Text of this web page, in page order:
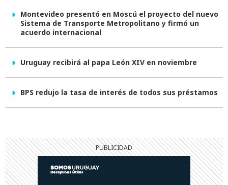
Montevideo presentó en Moscú el proyecto del nuevo
Sistema de Transporte Metropolitano y firmó un
acuerdo internacional
Uruguay recibirá al papa León XIV en noviembre
BPS redujo la tasa de interés de todos sus préstamos